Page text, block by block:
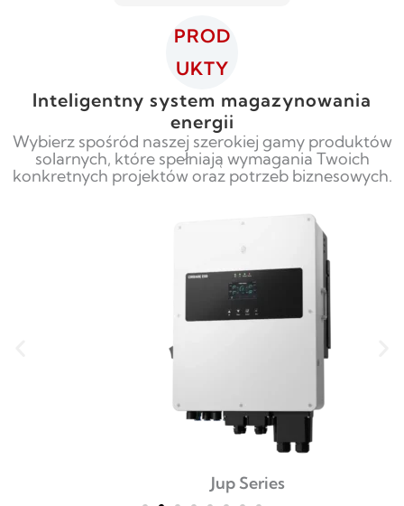
PROD
UKTY
Inteligentny system magazynowania
energii
Wybierz spośród naszej szerokiej gamy produktów
solarnych, które spełniają wymagania Twoich
konkretnych projektów oraz potrzeb biznesowych.
Jup Series